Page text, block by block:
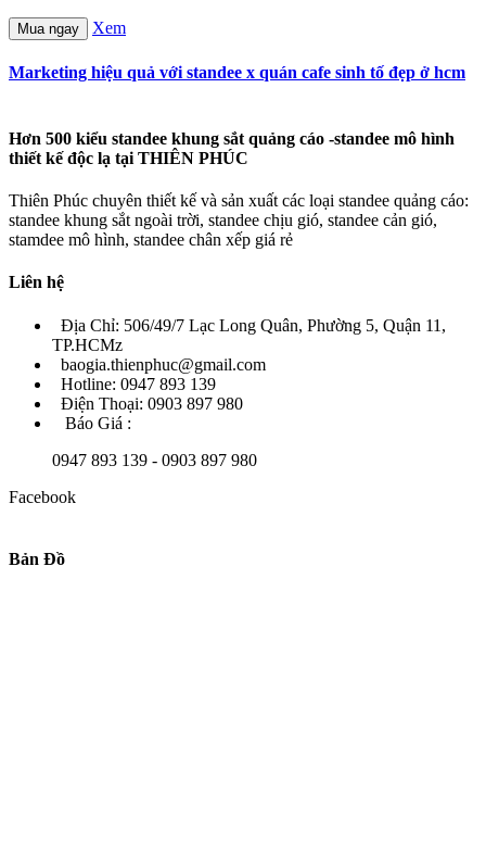
Mua ngay Xem
Marketing hiệu quả với standee x quán cafe sinh tố đẹp ở hcm
Hơn 500 kiểu standee khung sắt quảng cáo -standee mô hình
thiết kế độc lạ tại THIÊN PHÚC
Thiên Phúc chuyên thiết kế và sản xuất các loại standee quảng cáo:
standee khung sắt ngoài trời, standee chịu gió, standee cản gió,
stamdee mô hình, standee chân xếp giá rẻ
Liên hệ
Địa Chỉ: 506/49/7 Lạc Long Quân, Phường 5, Quận 11,
TP.HCMz
baogia.thienphuc@gmail.com
Hotline: 0947 893 139
Điện Thoại: 0903 897 980
Báo Giá :
0947 893 139 - 0903 897 980
Facebook
Bản Đồ